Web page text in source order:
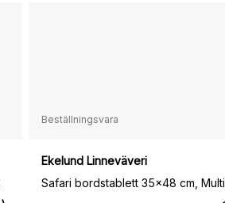
Beställningsvara
Ekelund Linneväveri
Safari bordstablett 35x48 cm, Multi